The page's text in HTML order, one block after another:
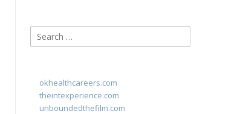
Search
for:
okhealthcareers.com
theintexperience.com
unboundedthefilm.com